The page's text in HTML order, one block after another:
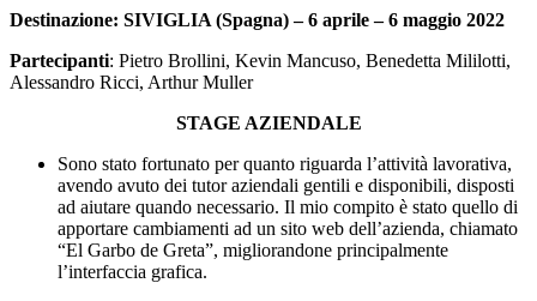
Destinazione: SIVIGLIA (Spagna) – 6 aprile – 6 maggio 2022
Partecipanti: Pietro Brollini, Kevin Mancuso, Benedetta Mililotti,
Alessandro Ricci, Arthur Muller
STAGE AZIENDALE
Sono stato fortunato per quanto riguarda l’attività lavorativa,
avendo avuto dei tutor aziendali gentili e disponibili, disposti
ad aiutare quando necessario. Il mio compito è stato quello di
apportare cambiamenti ad un sito web dell’azienda, chiamato
“El Garbo de Greta”, migliorandone principalmente
l’interfaccia grafica.